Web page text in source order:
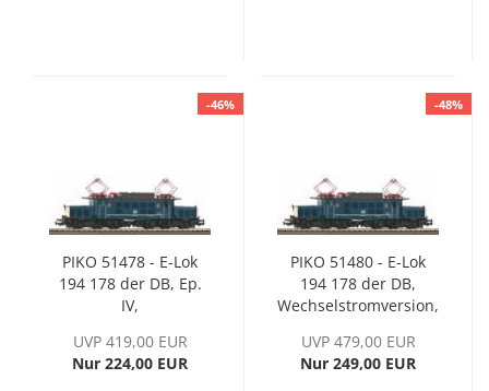
-46%
PIKO 51478 - E-Lok
194 178 der DB, Ep.
IV,
UVP 419,00 EUR
Nur 224,00 EUR
-48%
PIKO 51480 - E-Lok
194 178 der DB,
Wechselstromversion,
Sound-Decoder
UVP 479,00 EUR
Nur 249,00 EUR